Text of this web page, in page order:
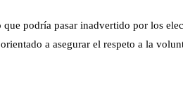
podría pasar inadvertido por los
a asegurar el respeto a la